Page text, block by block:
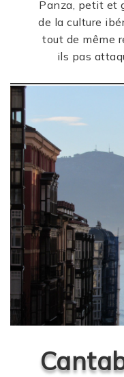
Panza, petit et
de la culture
tout de même
ils pas